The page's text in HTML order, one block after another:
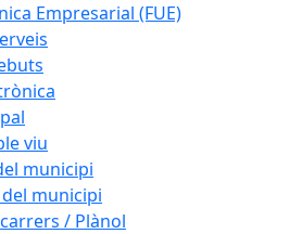
Empresarial (FUE)
viu
municipi
municipi
/ Plànol